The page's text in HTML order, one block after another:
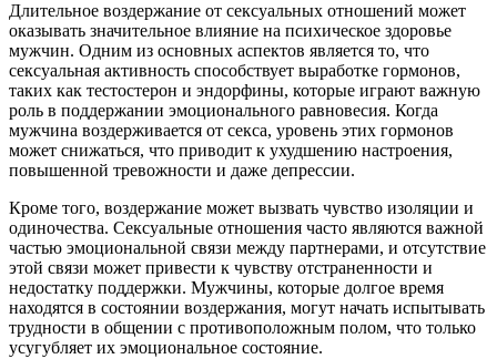
Длительное воздержание от сексуальных отношений может
оказывать значительное влияние на психическое здоровье
мужчин. Одним из основных аспектов является то, что
сексуальная активность способствует выработке гормонов,
таких как тестостерон и эндорфины, которые играют важную
роль в поддержании эмоционального равновесия. Когда
мужчина воздерживается от секса, уровень этих гормонов
может снижаться, что приводит к ухудшению настроения,
повышенной тревожности и даже депрессии.
Кроме того, воздержание может вызвать чувство изоляции и
одиночества. Сексуальные отношения часто являются важной
частью эмоциональной связи между партнерами, и отсутствие
этой связи может привести к чувству отстраненности и
недостатку поддержки. Мужчины, которые долгое время
находятся в состоянии воздержания, могут начать испытывать
трудности в общении с противоположным полом, что только
усугубляет их эмоциональное состояние.